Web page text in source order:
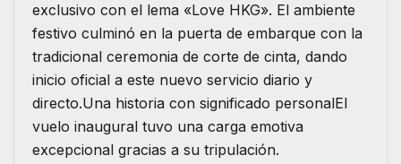
exclusivo con el lema «Love HKG». El ambiente
festivo culminó en la puerta de embarque con la
tradicional ceremonia de corte de cinta, dando
inicio oficial a este nuevo servicio diario y
directo.Una historia con significado personalEl
vuelo inaugural tuvo una carga emotiva
excepcional gracias a su tripulación.